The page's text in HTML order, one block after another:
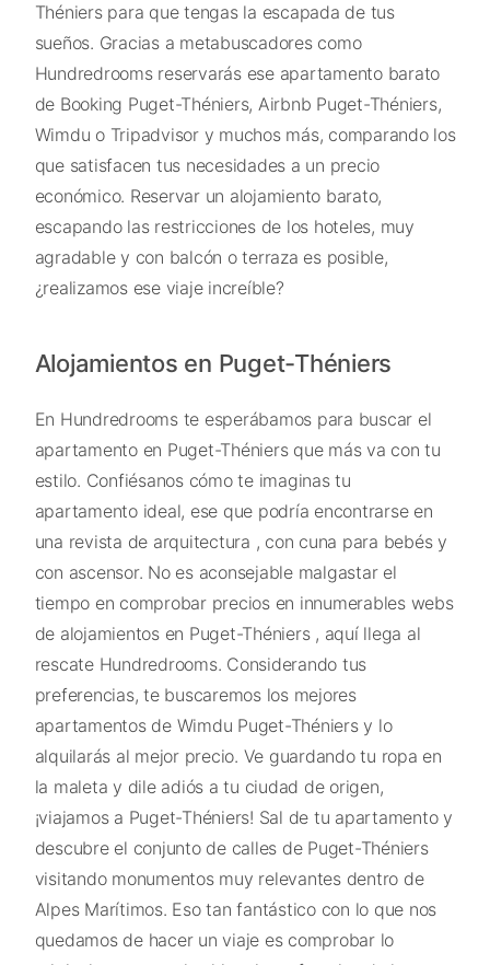
Théniers para que tengas la escapada de tus
sueños. Gracias a metabuscadores como
Hundredrooms reservarás ese apartamento barato
de Booking Puget-Théniers, Airbnb Puget-Théniers,
Wimdu o Tripadvisor y muchos más, comparando los
que satisfacen tus necesidades a un precio
económico. Reservar un alojamiento barato,
escapando las restricciones de los hoteles, muy
agradable y con balcón o terraza es posible,
¿realizamos ese viaje increíble?
Alojamientos en Puget-Théniers
En Hundredrooms te esperábamos para buscar el
apartamento en Puget-Théniers que más va con tu
estilo. Confiésanos cómo te imaginas tu
apartamento ideal, ese que podría encontrarse en
una revista de arquitectura , con cuna para bebés y
con ascensor. No es aconsejable malgastar el
tiempo en comprobar precios en innumerables webs
de alojamientos en Puget-Théniers , aquí llega al
rescate Hundredrooms. Considerando tus
preferencias, te buscaremos los mejores
apartamentos de Wimdu Puget-Théniers y lo
alquilarás al mejor precio. Ve guardando tu ropa en
la maleta y dile adiós a tu ciudad de origen,
¡viajamos a Puget-Théniers! Sal de tu apartamento y
descubre el conjunto de calles de Puget-Théniers
visitando monumentos muy relevantes dentro de
Alpes Marítimos. Eso tan fantástico con lo que nos
quedamos de hacer un viaje es comprobar lo